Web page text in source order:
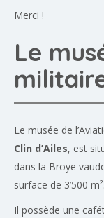
Merci !
Le
Le musée de
Clin d’Ailes, est
dans la Broye
surface de 3’500 m².
Il possède une